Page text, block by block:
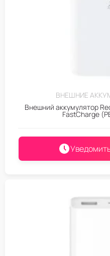
ВНЕШНИЕ
Внешний аккумулятор
FastCharge